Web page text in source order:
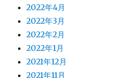
2024年3月
2024年2月
2024年1月
2023年12月
2023年11月
2023年10月